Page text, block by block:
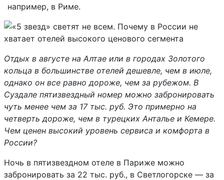
например, в Риме.
Отдых в августе на Алтае или в городах Золотого
кольца в большинстве отелей дешевле, чем в июле,
однако он все равно дороже, чем за рубежом. В
Суздале пятизвездный номер можно забронировать
чуть менее чем за 17 тыс. руб. Это примерно на
четверть дороже, чем в турецких Анталье и Кемере.
Чем ценен высокий уровень сервиса и комфорта в
России?
Ночь в пятизвездном отеле в Париже можно
забронировать за 22 тыс. руб., в Светлогорске — за